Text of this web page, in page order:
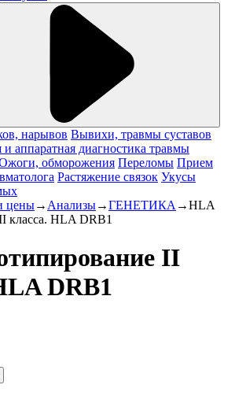
нарывов Вывихи, травмы суставов
аппаратная диагностика травмы
обморожения Переломы Прием
Растяжение связок Укусы
цены→ Анализы→ГЕНЕТИКА →HLA
класса. HLA DRB1
II
DRB1